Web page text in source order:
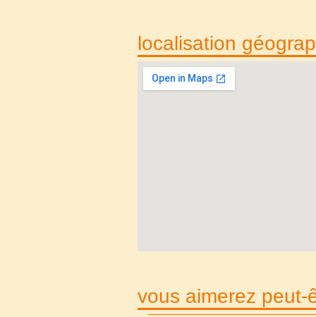
localisation
vous aimerez peut-